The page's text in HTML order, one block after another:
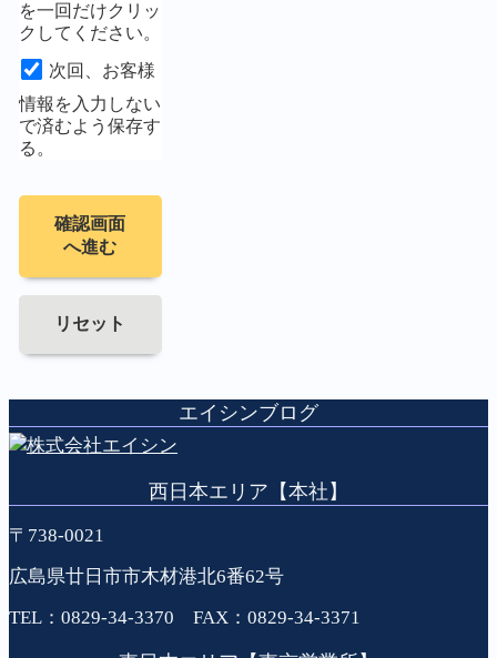
を一回だけクリッ
クしてください。
次回、お客様
情報を入力しない
で済むよう保存す
る。
確認画面
へ進む
リセット
エイシンブログ
西日本エリア【本社】
〒738-0021
広島県廿日市市木材港北6番62号
TEL：0829-34-3370 FAX：0829-34-3371